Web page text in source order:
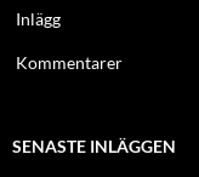
Inlägg
Kommentarer
SENASTE INLÄGGEN